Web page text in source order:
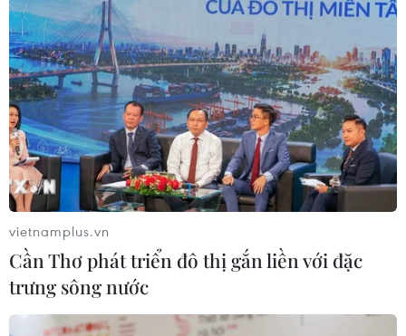
vietnamplus.vn
Cần Thơ phát triển đô thị gắn liền với đặc
trưng sông nước